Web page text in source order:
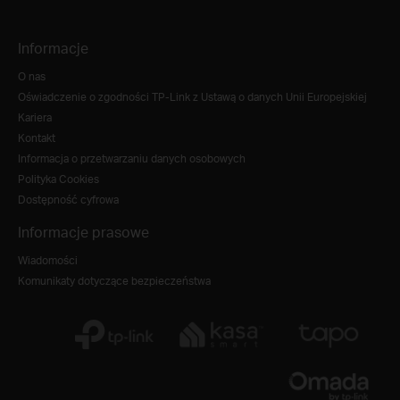
Informacje
O nas
Oświadczenie o zgodności TP-Link z Ustawą o danych Unii Europejskiej
Kariera
Kontakt
Informacja o przetwarzaniu danych osobowych
Polityka Cookies
Dostępność cyfrowa
Informacje prasowe
Wiadomości
Komunikaty dotyczące bezpieczeństwa